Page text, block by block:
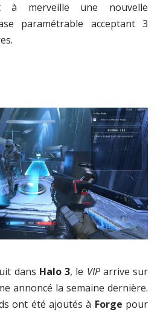
à merveille une nouvelle
paramétrable acceptant 3
dans Halo 3, le VIP arrive sur
annoncé la semaine dernière.
ont été ajoutés à Forge pour